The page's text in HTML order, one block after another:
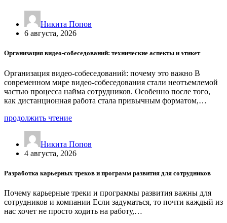
Никита Попов
6 августа, 2026
Организация видео-собеседований: технические аспекты и этикет
Организация видео-собеседований: почему это важно В
современном мире видео-собеседования стали неотъемлемой
частью процесса найма сотрудников. Особенно после того,
как дистанционная работа стала привычным форматом,…
продолжить чтение
Никита Попов
4 августа, 2026
Разработка карьерных треков и программ развития для сотрудников
Почему карьерные треки и программы развития важны для
сотрудников и компании Если задуматься, то почти каждый из
нас хочет не просто ходить на работу,…